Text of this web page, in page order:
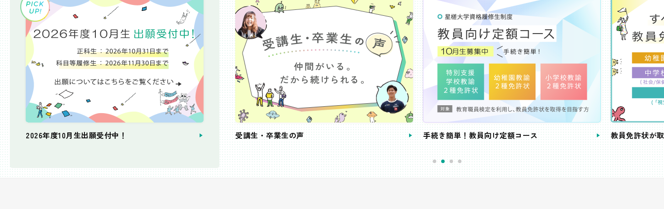
2026年度10月生出願受付中！
個別相談会 受講生・卒業生の声 手続き簡単！教員向け定額コース 教員免許状が